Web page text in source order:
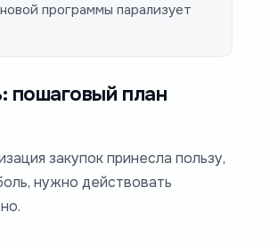
программы парализует
пошаговый план
закупок принесла пользу,
нужно действовать